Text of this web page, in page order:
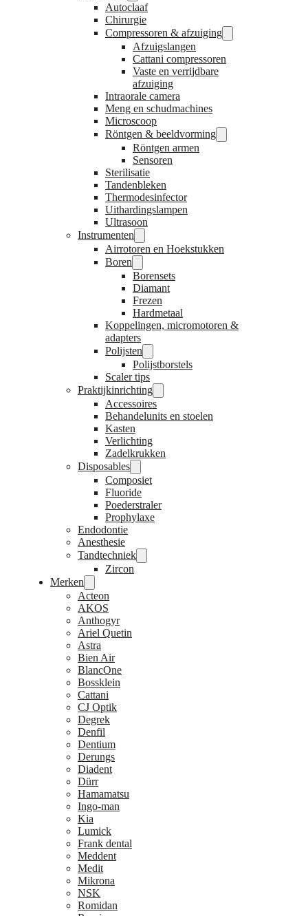
Autoclaaf
Chirurgie
Compressoren & afzuiging
Afzuigslangen
Cattani compressoren
Vaste en verrijdbare
afzuiging
Intraorale camera
Meng en schudmachines
Microscoop
Röntgen & beeldvorming
Röntgen armen
Sensoren
Sterilisatie
Tandenbleken
Thermodesinfector
Uithardingslampen
Ultrasoon
Instrumenten
Airrotoren en Hoekstukken
Boren
Borensets
Diamant
Frezen
Hardmetaal
Koppelingen, micromotoren &
adapters
Polijsten
Polijstborstels
Scaler tips
Praktijkinrichting
Accessoires
Behandelunits en stoelen
Kasten
Verlichting
Zadelkrukken
Disposables
Composiet
Fluoride
Poederstraler
Prophylaxe
Endodontie
Anesthesie
Tandtechniek
Zircon
Merken
Acteon
AKOS
Anthogyr
Ariel Quetin
Astra
Bien Air
BlancOne
Bossklein
Cattani
CJ Optik
Degrek
Denfil
Dentium
Derungs
Diadent
Dürr
Hamamatsu
Ingo-man
Kia
Lumick
Frank dental
Meddent
Medit
Mikrona
NSK
Romidan